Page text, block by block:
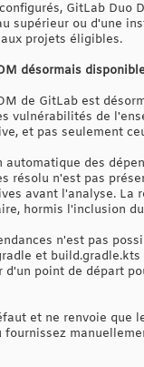
GitLab
supérieur ou d'une
projets éligibles.
désormais
de GitLab est
vulnérabilités de
et pas seulement
des
résolu n'est pas
avant l'analyse.
hormis l'inclusion
n'est pas
et
point de départ
et ne renvoie que